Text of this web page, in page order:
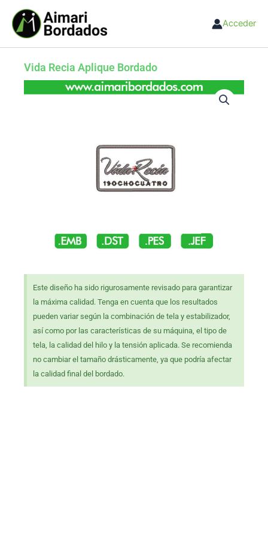
contenido
Acceder
Vida Recia Aplique Bordado
Este diseño ha sido rigurosamente revisado para garantizar
la máxima calidad. Tenga en cuenta que los resultados
pueden variar según la combinación de tela y estabilizador,
así como por las características de su máquina, el tipo de
tela, la calidad del hilo y la tensión aplicada. Se recomienda
no cambiar el tamaño drásticamente, ya que podría afectar
la calidad final del bordado.